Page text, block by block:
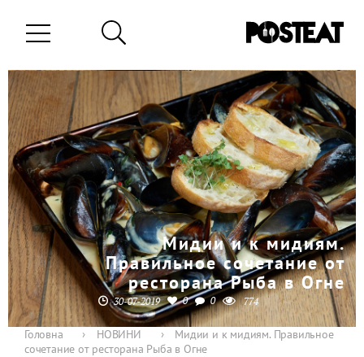
Мидии и к мидиям.
Правильное сочетание от
ресторана Рыба в Огне
30-07-2019 0 0 774
Головна › НОВИНИ ›
Мидии и к мидиям. Правильное
сочетание от ресторана Рыба в Огне